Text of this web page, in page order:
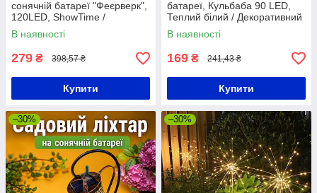
сонячній батареї "Феєрверк",
120LED, ShowTime /
Газонний ліхтар салют /
Вуличний ліхтар
В наявності
279 ₴ 398,57 ₴
Купити
батареї, Кульбаба 90 LED,
Теплий білий / Декоративний
вуличний світильник
В наявності
169 ₴ 241,43 ₴
Купити
–30% –30%